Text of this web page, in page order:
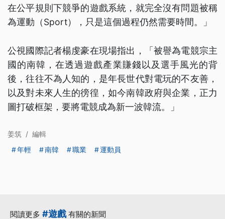
在公平規則下競爭的遊戲系統，就完全沒有問題被稱
為運動（Sport），只是這個過程仍然需要時間。」
公視國際記者楊虔豪在現場指出，「被譽為電競宗主
國的南韓，在透過遊戲產業賺錢以及選手風光的背
後，往往不為人知的，是年長世代對電玩的不友善，
以及對未來人生的徬徨，如今南韓政府與企業，正力
圖打破框架，要將電競成為新一波韓流。」
姜筑 / 編輯
年輕
南韓 職業 運動員
閱讀更多 #遊戲有關的新聞